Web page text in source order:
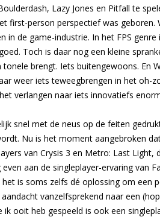
Lazy Jones en Pitfall te
first-person perspectief was
in de game-industrie. In het FPS
Toch is daar nog een kleine
tonele brengt. Iets buitengewoons. En
weer iets teweegbrengen in het oh-
verlangen naar iets innovatiefs
snel met de neus op de feiten
Nu is het moment aangebroken
van Crysis 3 en Metro: Last
aan de singleplayer-ervaring van
is soms zelfs dé oplossing om een
vanzelfsprekend naar een
ik ooit heb gespeeld is ook een